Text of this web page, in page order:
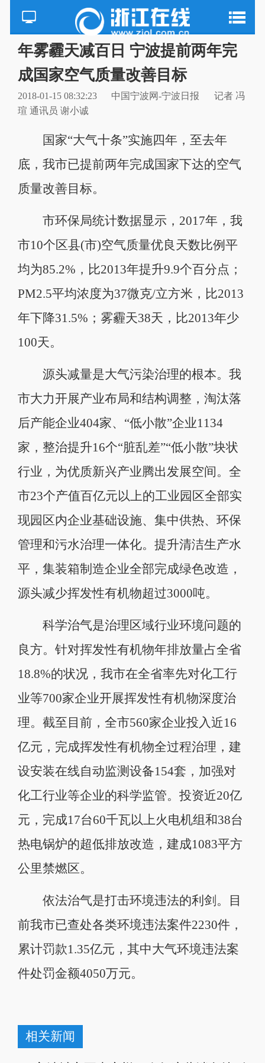
年雾霾天减百日 宁波提前两年完
成国家空气质量改善目标
2018-01-15 08:32:23 中国宁波网-宁波日报
记者 冯
瑄 通讯员 谢小诚
国家“大气十条”实施四年，至去年
底，我市已提前两年完成国家下达的空气
质量改善目标。
市环保局统计数据显示，2017年，我
市10个区县(市)空气质量优良天数比例平
均为85.2%，比2013年提升9.9个百分点；
PM2.5平均浓度为37微克/立方米，比2013
年下降31.5%；雾霾天38天，比2013年少
100天。
源头减量是大气污染治理的根本。我
市大力开展产业布局和结构调整，淘汰落
后产能企业404家、“低小散”企业1134
家，整治提升16个“脏乱差”“低小散”块状
行业，为优质新兴产业腾出发展空间。全
市23个产值百亿元以上的工业园区全部实
现园区内企业基础设施、集中供热、环保
管理和污水治理一体化。提升清洁生产水
平，集装箱制造企业全部完成绿色改造，
源头减少挥发性有机物超过3000吨。
科学治气是治理区域行业环境问题的
良方。针对挥发性有机物年排放量占全省
18.8%的状况，我市在全省率先对化工行
业等700家企业开展挥发性有机物深度治
理。截至目前，全市560家企业投入近16
亿元，完成挥发性有机物全过程治理，建
设安装在线自动监测设备154套，加强对
化工行业等企业的科学监管。投资近20亿
元，完成17台60千瓦以上火电机组和38台
热电锅炉的超低排放改造，建成1083平方
公里禁燃区。
依法治气是打击环境违法的利剑。目
前我市已查处各类环境违法案件2230件，
累计罚款1.35亿元，其中大气环境违法案
件处罚金额4050万元。
相关新闻